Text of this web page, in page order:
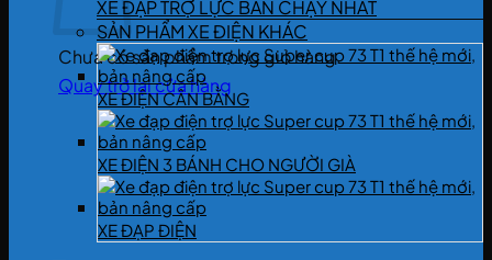
Chưa có sản phẩm trong giỏ hàng.
Quay trở lại cửa hàng
XE ĐẠP TRỢ LỰC BÁN CHẠY NHẤT
SẢN PHẨM XE ĐIỆN KHÁC
XE ĐIỆN CÂN BẰNG
XE ĐIỆN 3 BÁNH CHO NGƯỜI GIÀ
XE ĐẠP ĐIỆN